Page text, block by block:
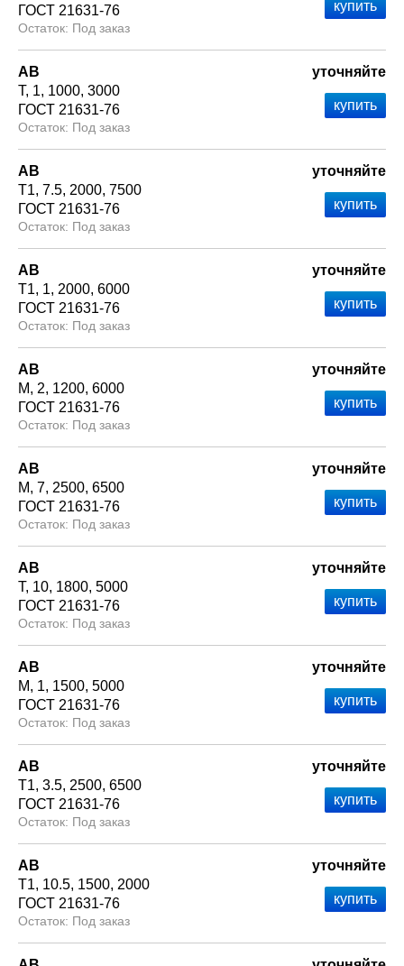
ГОСТ 21631-76
Под заказ
АВ
Т 1 1000 3000
ГОСТ 21631-76
Под заказ
уточняйте
АВ
Т1 7.5 2000 7500
ГОСТ 21631-76
Под заказ
уточняйте
АВ
Т1 1 2000 6000
ГОСТ 21631-76
Под заказ
уточняйте
АВ
М
2 1200 6000
ГОСТ 21631-76
Под заказ
уточняйте
АВ
М 7 2500 6500
ГОСТ 21631-76
Под заказ
уточняйте
АВ
Т 10 1800 5000
ГОСТ 21631-76
Под заказ
уточняйте
АВ
М
1 1500 5000
ГОСТ 21631-76
Под заказ
уточняйте
АВ
Т1 3.5 2500 6500
ГОСТ 21631-76
Под заказ
уточняйте
АВ
Т1 10.5 1500 2000
ГОСТ 21631-76
Под заказ
уточняйте